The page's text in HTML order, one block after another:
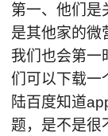
第一、他们是
是其他家的微
我们也会第一
们可以下载一
陆百度知道
题，是不是很